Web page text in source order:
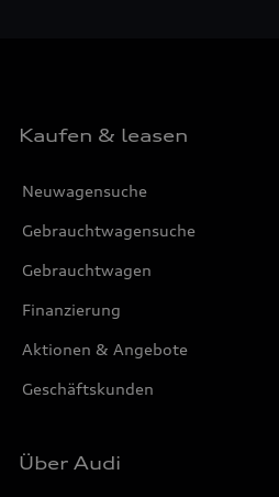
Kaufen & leasen
Neuwagensuche
Gebrauchtwagensuche
Gebrauchtwagen
Finanzierung
Aktionen & Angebote
Geschäftskunden
Über Audi